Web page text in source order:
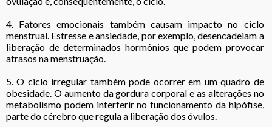
4. Fatores emocionais também causam impacto no ciclo
menstrual. Estresse e ansiedade, por exemplo, desencadeiam a
liberação de determinados hormônios que podem provocar
atrasos na menstruação.
5. O ciclo irregular também pode ocorrer em um quadro de
obesidade. O aumento da gordura corporal e as alterações no
metabolismo podem interferir no funcionamento da hipófise,
parte do cérebro que regula a liberação dos óvulos.